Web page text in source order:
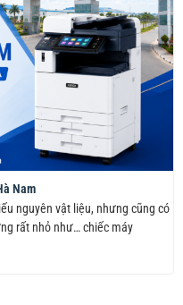
Nam
nguyên vật liệu, nhưng cũng có
rất nhỏ như… chiếc máy